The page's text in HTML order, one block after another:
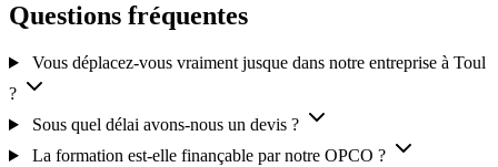
Questions fréquentes
Vous déplacez-vous vraiment jusque dans notre entreprise à Toul
?
Sous quel délai avons-nous un devis ?
La formation est-elle finançable par notre OPCO ?